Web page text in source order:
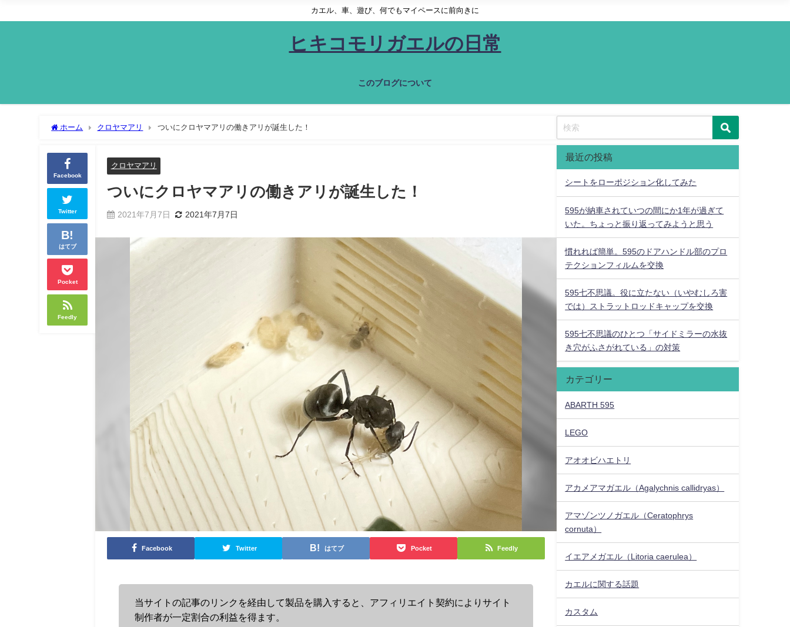
カエル、車、遊び、何でもマイペースに前向きに
ヒキコモリガエルの日常
このブログについて
ホーム クロヤマアリ ついにクロヤマアリの働きアリが誕生した！
Facebook
Twitter
はてブ
Pocket
Feedly
クロヤマアリ
ついにクロヤマアリの働きアリが誕生した！
2021年7月7日 2021年7月7日
Facebook Twitter はてブ Pocket Feedly
当サイトの記事のリンクを経由して製品を購入すると、アフィリエイト契約によりサイト
制作者が一定割合の利益を得ます。
最近の投稿
シートをローポジション化してみた
595が納車されていつの間にか1年が過ぎて
いた。ちょっと振り返ってみようと思う
慣れれば簡単。595のドアハンドル部のプロ
テクションフィルムを交換
595七不思議。役に立たない（いやむしろ害
では）ストラットロッドキャップを交換
595七不思議のひとつ「サイドミラーの水抜
き穴がふさがれている」の対策
カテゴリー
ABARTH 595
LEGO
アオオビハエトリ
アカメアマガエル（Agalychnis callidryas）
アマゾンツノガエル（Ceratophrys
cornuta）
イエアメガエル（Litoria caerulea）
カエルに関する話題
カスタム